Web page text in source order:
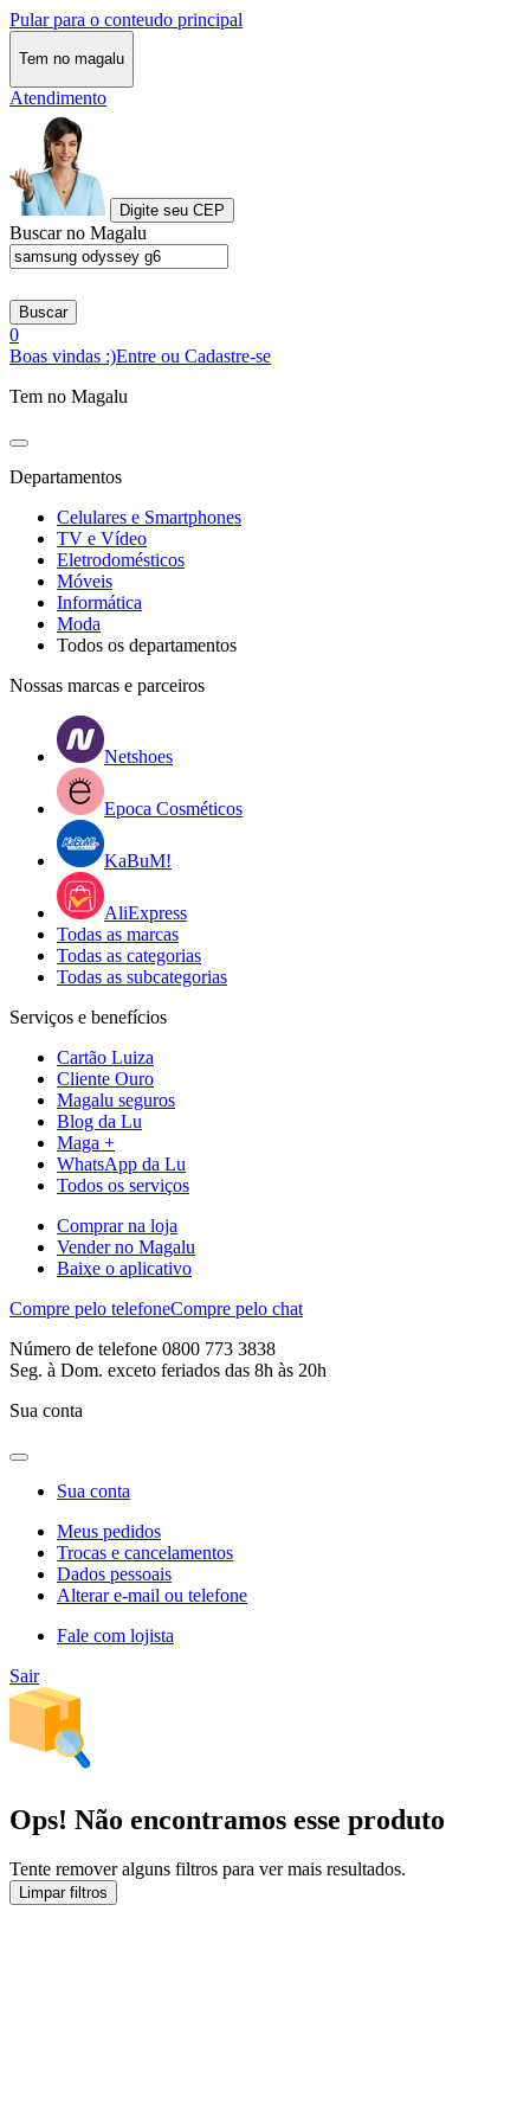
Pular para o conteudo principal
Tem no magalu
Atendimento
Digite seu CEP
Buscar no Magalu
Buscar
0
Boas vindas :)Entre ou Cadastre-se
Tem no Magalu
Departamentos
Celulares e Smartphones
TV e Vídeo
Eletrodomésticos
Móveis
Informática
Moda
Todos os departamentos
Nossas marcas e parceiros
Netshoes
Epoca Cosméticos
KaBuM!
AliExpress
Todas as marcas
Todas as categorias
Todas as subcategorias
Serviços e benefícios
Cartão Luiza
Cliente Ouro
Magalu seguros
Blog da Lu
Maga +
WhatsApp da Lu
Todos os serviços
Comprar na loja
Vender no Magalu
Baixe o aplicativo
Compre pelo telefoneCompre pelo chat
Número de telefone 0800 773 3838
Seg. à Dom. exceto feriados das 8h às 20h
Sua conta
Sua conta
Meus pedidos
Trocas e cancelamentos
Dados pessoais
Alterar e-mail ou telefone
Fale com lojista
Sair
Ops! Não encontramos esse produto
Tente remover alguns filtros para ver mais resultados.
Limpar filtros